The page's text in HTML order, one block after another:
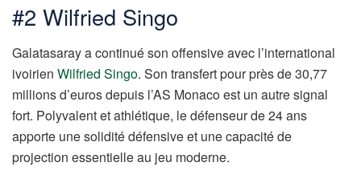
#2 Wilfried Singo
Galatasaray a continué son offensive avec l’international
ivoirien Wilfried Singo. Son transfert pour près de 30,77
millions d’euros depuis l’AS Monaco est un autre signal
fort. Polyvalent et athlétique, le défenseur de 24 ans
apporte une solidité défensive et une capacité de
projection essentielle au jeu moderne.